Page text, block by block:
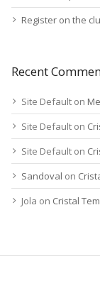
Register on the
Recent
Site Default on
Site Default on
Site Default on
Sandoval on
Jola on Cristal